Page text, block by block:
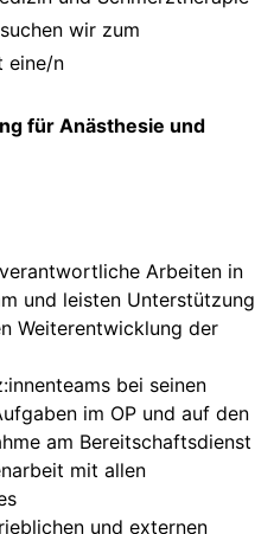
wir zum
eine/n
für Anästhesie und
Arbeiten in
und leisten Unterstützung
Weiterentwicklung der
bei seinen
im OP und auf den
am Bereitschaftsdienst
mit allen
und externen